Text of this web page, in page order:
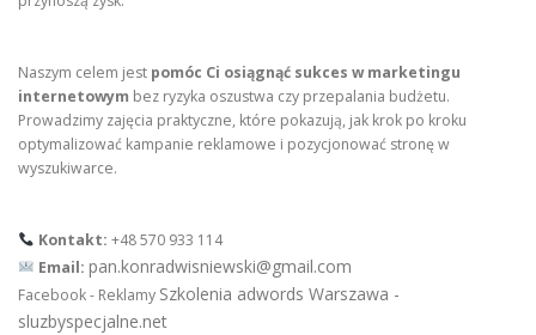
Naszym celem jest pomóc Ci osiągnąć sukces w marketingu
internetowym bez ryzyka oszustwa czy przepalania budżetu.
Prowadzimy zajęcia praktyczne, które pokazują, jak krok po kroku
optymalizować kampanie reklamowe i pozycjonować stronę w
wyszukiwarce.
Kontakt: +48 570 933 114
Email: pan.konradwisniewski@gmail.com
Facebook - Reklamy Szkolenia adwords Warszawa -
sluzbyspecjalne.net